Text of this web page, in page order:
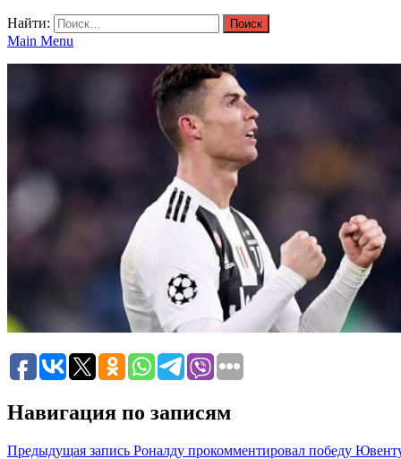
Найти:
Main Menu
Навигация по записям
Предыдущая запись Роналду прокомментировал победу